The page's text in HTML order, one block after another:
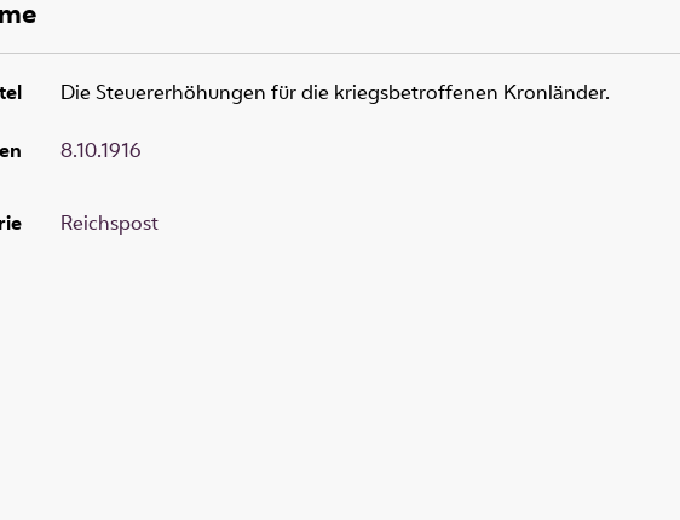
Die Steuererhöhungen für die kriegsbetroffenen Kronländer.
8.10.1916
Reichspost